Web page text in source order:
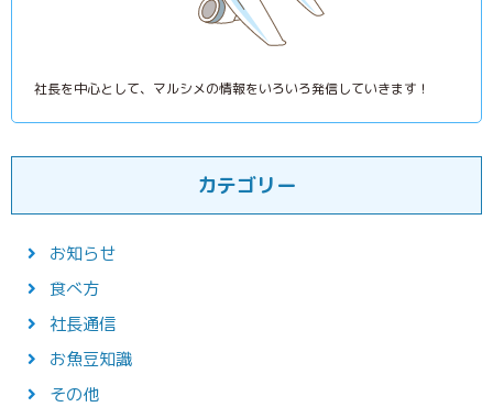
社長を中心として、マルシメの情報をいろいろ発信していきます！
カテゴリー
お知らせ
食べ方
社長通信
お魚豆知識
その他